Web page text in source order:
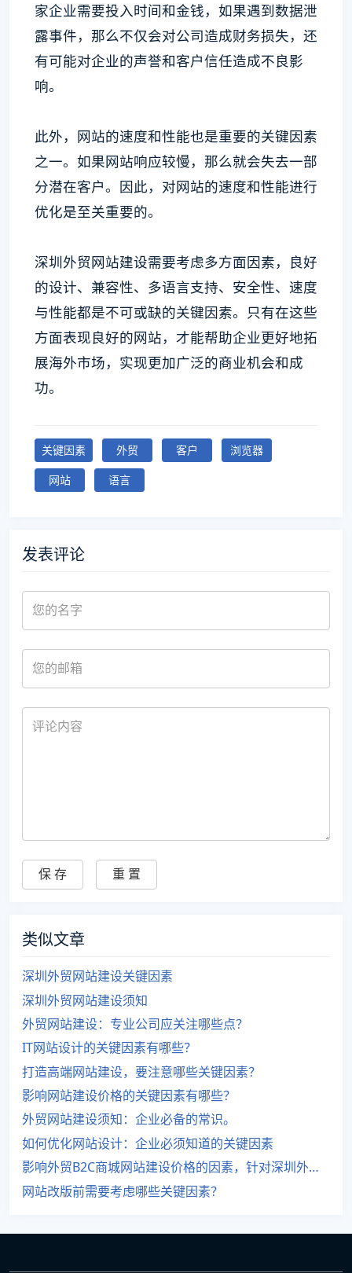
家企业需要投入时间和金钱，如果遇到数据泄
露事件，那么不仅会对公司造成财务损失，还
有可能对企业的声誉和客户信任造成不良影
响。
此外，网站的速度和性能也是重要的关键因素
之一。如果网站响应较慢，那么就会失去一部
分潜在客户。因此，对网站的速度和性能进行
优化是至关重要的。
深圳外贸网站建设需要考虑多方面因素，良好
的设计、兼容性、多语言支持、安全性、速度
与性能都是不可或缺的关键因素。只有在这些
方面表现良好的网站，才能帮助企业更好地拓
展海外市场，实现更加广泛的商业机会和成
功。
关键因素 外贸 客户
浏览器
网站
语言
发表评论
类似文章
深圳外贸网站建设关键因素
深圳外贸网站建设须知
外贸网站建设：专业公司应关注哪些点？
IT网站设计的关键因素有哪些？
打造高端网站建设，要注意哪些关键因素？
影响网站建设价格的关键因素有哪些？
外贸网站建设须知：企业必备的常识。
如何优化网站设计：企业必须知道的关键因素
影响外贸B2C商城网站建设价格的因素，针对深圳外贸网站建设有哪些？
网站改版前需要考虑哪些关键因素？